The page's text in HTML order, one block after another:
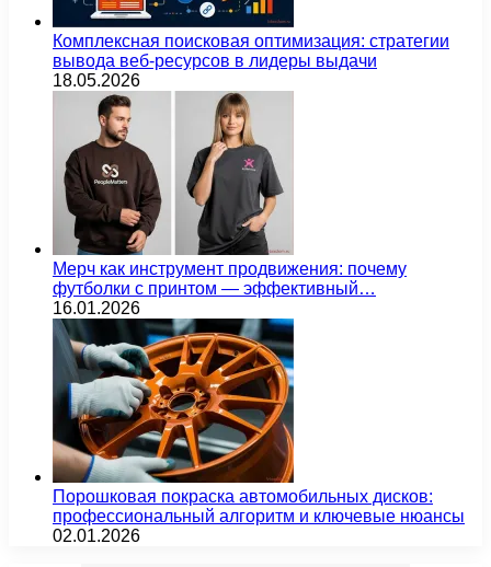
Комплексная поисковая оптимизация: стратегии
вывода веб-ресурсов в лидеры выдачи
18.05.2026
Мерч как инструмент продвижения: почему
футболки с принтом — эффективный…
16.01.2026
Порошковая покраска автомобильных дисков:
профессиональный алгоритм и ключевые нюансы
02.01.2026